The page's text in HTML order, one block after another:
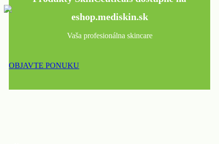
eshop.mediskin.sk
Vaša profesionálna skincare
OBJAVTE PONUKU